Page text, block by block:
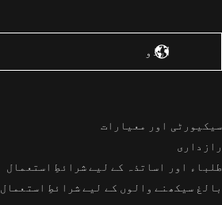
اُردُو‎
سیکیورٹی اور معیارات
رازداری
طلباء اور اساتذہ کے لیے شرائطِ استعمال
بالغ سیکھنے والوں کے لیے شرائطِ استعمال